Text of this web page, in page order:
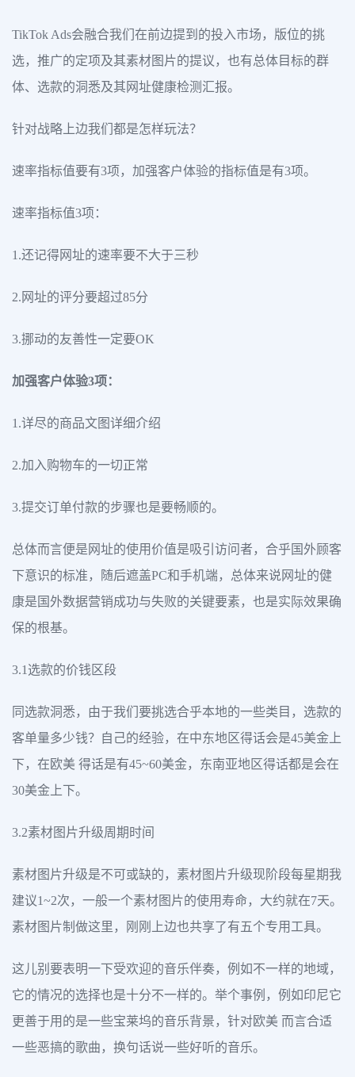
TikTok Ads会融合我们在前边提到的投入市场，版位的挑
选，推广的定项及其素材图片的提议，也有总体目标的群
体、选款的洞悉及其网址健康检测汇报。
针对战略上边我们都是怎样玩法？
速率指标值要有3项，加强客户体验的指标值是有3项。
速率指标值3项：
1.还记得网址的速率要不大于三秒
2.网址的评分要超过85分
3.挪动的友善性一定要OK
加强客户体验3项：
1.详尽的商品文图详细介绍
2.加入购物车的一切正常
3.提交订单付款的步骤也是要畅顺的。
总体而言便是网址的使用价值是吸引访问者，合乎国外顾客
下意识的标准，随后遮盖PC和手机端，总体来说网址的健
康是国外数据营销成功与失败的关键要素，也是实际效果确
保的根基。
3.1选款的价钱区段
同选款洞悉，由于我们要挑选合乎本地的一些类目，选款的
客单量多少钱？自己的经验，在中东地区得话会是45美金上
下，在欧美 得话是有45~60美金，东南亚地区得话都是会在
30美金上下。
3.2素材图片升级周期时间
素材图片升级是不可或缺的，素材图片升级现阶段每星期我
建议1~2次，一般一个素材图片的使用寿命，大约就在7天。
素材图片制做这里，刚刚上边也共享了有五个专用工具。
这儿别要表明一下受欢迎的音乐伴奏，例如不一样的地域，
它的情况的选择也是十分不一样的。举个事例，例如印尼它
更善于用的是一些宝莱坞的音乐背景，针对欧美 而言合适
一些恶搞的歌曲，换句话说一些好听的音乐。